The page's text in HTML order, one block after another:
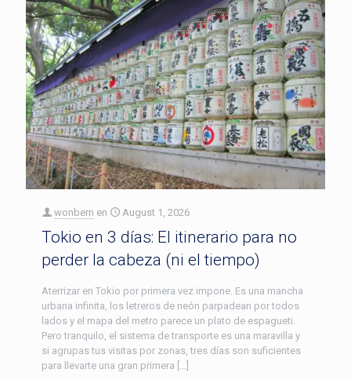
wonbern en August 1, 2026
Tokio en 3 días: El itinerario para no
perder la cabeza (ni el tiempo)
Aterrizar en Tokio por primera vez impone. Es una mancha
urbana infinita, los letreros de neón parpadean por todos
lados y el mapa del metro parece un plato de espagueti.
Pero tranquilo, el sistema de transporte es una maravilla y
si agrupas tus visitas por zonas, tres días son suficientes
para llevarte una gran primera […]